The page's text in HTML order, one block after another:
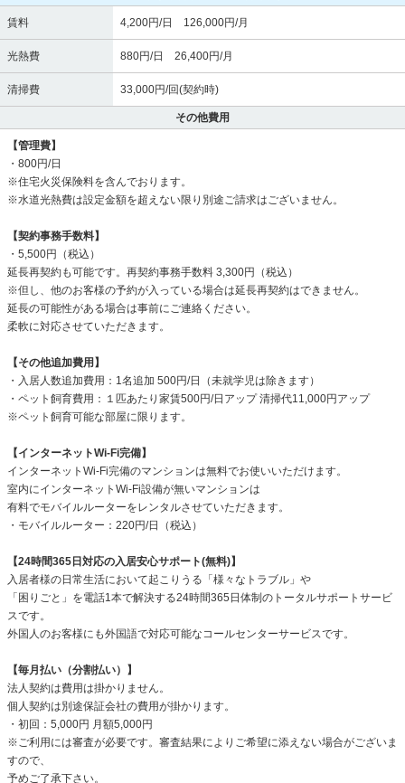
賃料 4,200円/日 126,000円/月
光熱費 880円/日 26,400円/月
清掃費 33,000円/回(契約時)
その他費用
【管理費】
・800円/日
※住宅火災保険料を含んでおります。
※水道光熱費は設定金額を超えない限り別途ご請求はございません。
【契約事務手数料】
・5,500円（税込）
延長再契約も可能です。再契約事務手数料 3,300円（税込）
※但し、他のお客様の予約が入っている場合は延長再契約はできません。
延長の可能性がある場合は事前にご連絡ください。
柔軟に対応させていただきます。
【その他追加費用】
・入居人数追加費用：1名追加 500円/日（未就学児は除きます）
・ペット飼育費用：１匹あたり家賃500円/日アップ 清掃代11,000円アップ
※ペット飼育可能な部屋に限ります。
【インターネットWi-Fi完備】
インターネットWi-Fi完備のマンションは無料でお使いいただけます。
室内にインターネットWi-Fi設備が無いマンションは
有料でモバイルルーターをレンタルさせていただきます。
・モバイルルーター：220円/日（税込）
【24時間365日対応の入居安心サポート(無料)】
入居者様の日常生活において起こりうる「様々なトラブル」や
「困りごと」を電話1本で解決する24時間365日体制のトータルサポートサービ
スです。
外国人のお客様にも外国語で対応可能なコールセンターサービスです。
【毎月払い（分割払い）】
法人契約は費用は掛かりません。
個人契約は別途保証会社の費用が掛かります。
・初回：5,000円 月額5,000円
※ご利用には審査が必要です。審査結果によりご希望に添えない場合がございま
すので、
予めご了承下さい。